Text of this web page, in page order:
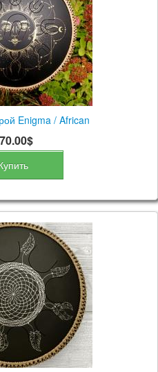
Enigma / African